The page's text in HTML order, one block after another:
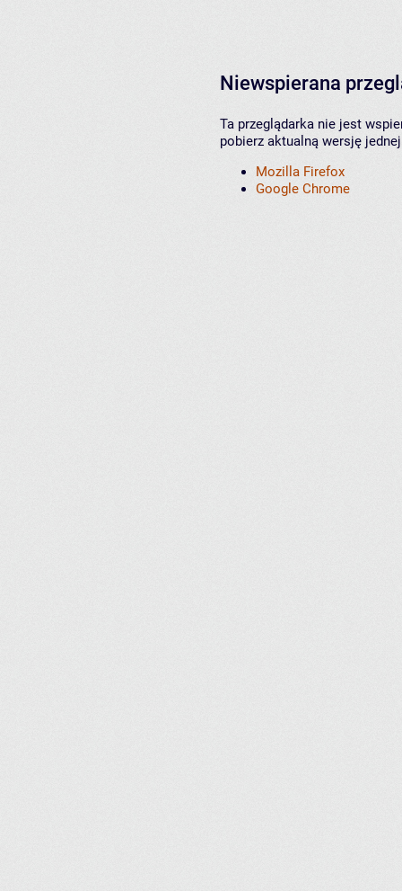
Niewspierana
Ta przeglądarka nie jest
pobierz aktualną wersję
Mozilla Firefox
Google Chrome